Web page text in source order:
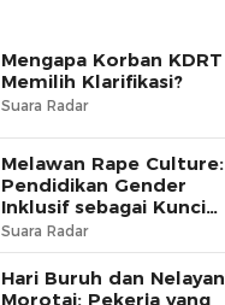
Mengapa Korban KDRT
Memilih Klarifikasi?
Suara Radar
Melawan Rape Culture:
Pendidikan Gender
Inklusif sebagai Kunci
Perubahan
Suara Radar
Hari Buruh dan Nelayan
Morotai: Pekerja yang